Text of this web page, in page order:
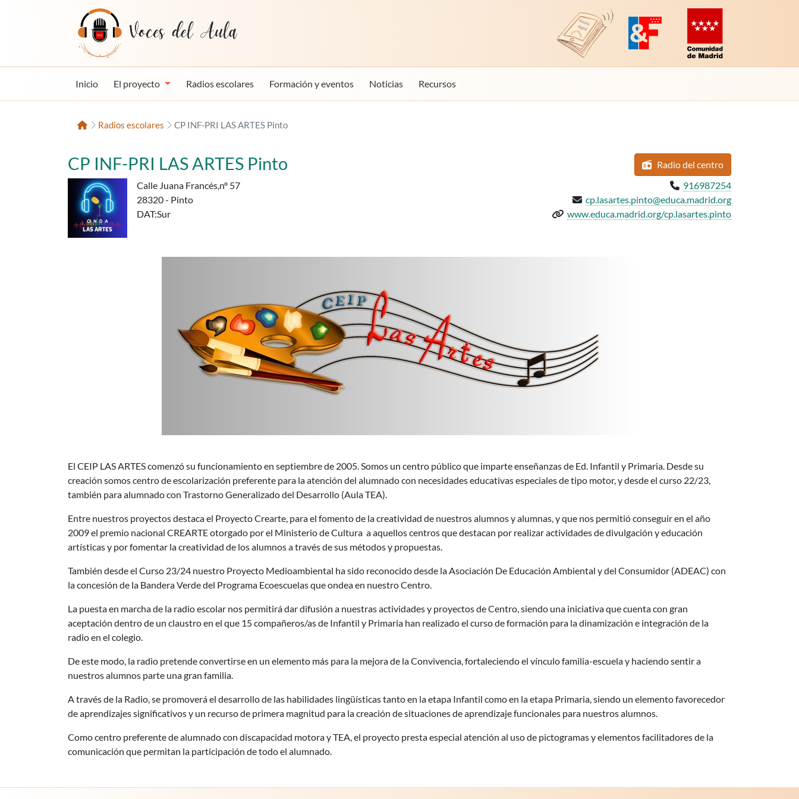
Voces del Aula Revista Digital de EducaMadridPlataforma de Innovación y Formación
Comunidad de Madrid
Inicio El proyecto Radios escolares Formación y eventos Noticias Recursos
InicioRadios escolares CP INF-PRI LAS ARTES Pinto
Radiodel centro
CP INF-PRI LAS ARTES Pinto
Calle Juana Francés,nº 57
28320 - Pinto
DAT:Sur
Teléfono:
916987254
Email:cp.lasartes.pinto@educa.madrid.org
Web del centro:
www.educa.madrid.org/cp.lasartes.pinto
El CEIP LAS ARTES comenzó su funcionamiento en septiembre de 2005. Somos un centro público que imparte enseñanzas de Ed. Infantil y Primaria. Desde su
creación somos centro de escolarización preferente para la atención del alumnado con necesidades educativas especiales de tipo motor, y desde el curso 22/23,
también para alumnado con Trastorno Generalizado del Desarrollo (Aula TEA).
Entre nuestros proyectos destaca el Proyecto Crearte, para el fomento de la creatividad de nuestros alumnos y alumnas, y que nos permitió conseguir en el año
2009 el premio nacional CREARTE otorgado por el Ministerio de Cultura a aquellos centros que destacan por realizar actividades de divulgación y educación
artísticas y por fomentar la creatividad de los alumnos a través de sus métodos y propuestas.
También desde el Curso 23/24 nuestro Proyecto Medioambiental ha sido reconocido desde la Asociación De Educación Ambiental y del Consumidor (ADEAC) con
la concesión de la Bandera Verde del Programa Ecoescuelas que ondea en nuestro Centro.
La puesta en marcha de la radio escolar nos permitirá dar difusión a nuestras actividades y proyectos de Centro, siendo una iniciativa que cuenta con gran
aceptación dentro de un claustro en el que 15 compañeros/as de Infantil y Primaria han realizado el curso de formación para la dinamización e integración de la
radio en el colegio.
De este modo, la radio pretende convertirse en un elemento más para la mejora de la Convivencia, fortaleciendo el vínculo familia-escuela y haciendo sentir a
nuestros alumnos parte una gran familia.
A través de la Radio, se promoverá el desarrollo de las habilidades lingüísticas tanto en la etapa Infantil como en la etapa Primaria, siendo un elemento favorecedor
de aprendizajes significativos y un recurso de primera magnitud para la creación de situaciones de aprendizaje funcionales para nuestros alumnos.
Como centro preferente de alumnado con discapacidad motora y TEA, el proyecto presta especial atención al uso de pictogramas y elementos facilitadores de la
comunicación que permitan la participación de todo el alumnado.